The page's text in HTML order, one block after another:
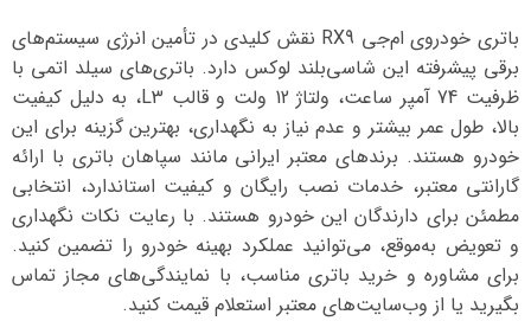
باتری خودروی ام‌جی RX9 نقش کلیدی در تأمین انرژی سیستم‌های
برقی پیشرفته این شاسی‌بلند لوکس دارد. باتری‌های سیلد اتمی با
ظرفیت 74 آمپر ساعت، ولتاژ 12 ولت و قالب L3، به دلیل کیفیت
بالا، طول عمر بیشتر و عدم نیاز به نگهداری، بهترین گزینه برای این
خودرو هستند. برندهای معتبر ایرانی مانند سپاهان باتری با ارائه
گارانتی معتبر، خدمات نصب رایگان و کیفیت استاندارد، انتخابی
مطمئن برای دارندگان این خودرو هستند. با رعایت نکات نگهداری
و تعویض به‌موقع، می‌توانید عملکرد بهینه خودرو را تضمین کنید.
برای مشاوره و خرید باتری مناسب، با نمایندگی‌های مجاز تماس
بگیرید یا از وب‌سایت‌های معتبر استعلام قیمت کنید.